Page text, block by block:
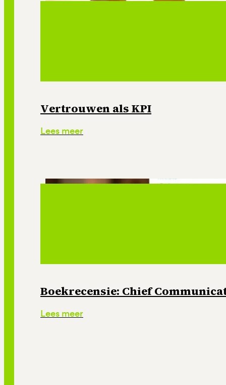
Vertrouwen als KPI
Lees meer
Boekrecensie: Chief
Lees meer